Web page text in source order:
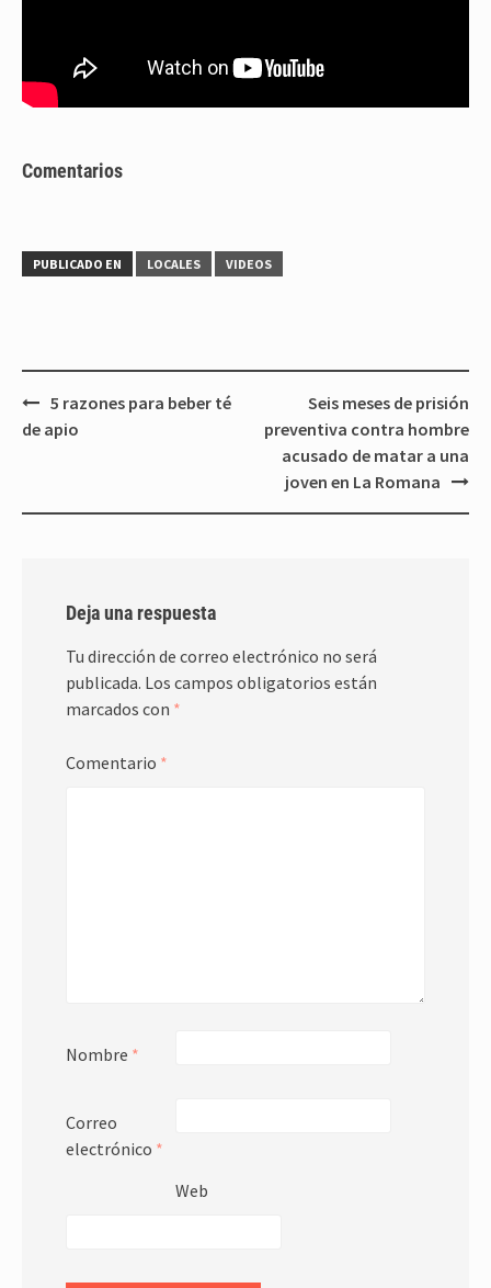
Comentarios
PUBLICADO EN LOCALES VIDEOS
Navegación
de
5 razones para beber té
de apio
Seis meses de prisión
preventiva contra hombre
acusado de matar a una
joven en La Romana
Deja una respuesta
Tu dirección de correo electrónico no será
publicada. Los campos obligatorios están
marcados con *
Comentario *
Nombre *
Correo
electrónico *
Web